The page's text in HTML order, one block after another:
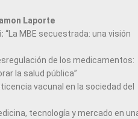
Laporte
“La MBE secuestrada: una visión
de los medicamentos:
la salud pública”
vacunal en la sociedad del
tecnología y mercado en